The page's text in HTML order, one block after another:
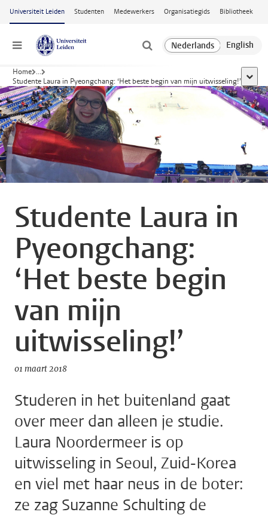
Ga naar hoofdinhoud
Universiteit Leiden Studenten Medewerkers Organisatiegids Bibliotheek
Menu
Home ...
Studente Laura in Pyeongchang: ‘Het beste begin van mijn uitwisseling!’ toon
Studente Laura in
Pyeongchang:
‘Het beste begin
van mijn
uitwisseling!’
01 maart 2018
Studeren in het buitenland gaat
over meer dan alleen je studie.
Laura Noordermeer is op
uitwisseling in Seoul, Zuid-Korea
en viel met haar neus in de boter:
ze zag Suzanne Schulting de